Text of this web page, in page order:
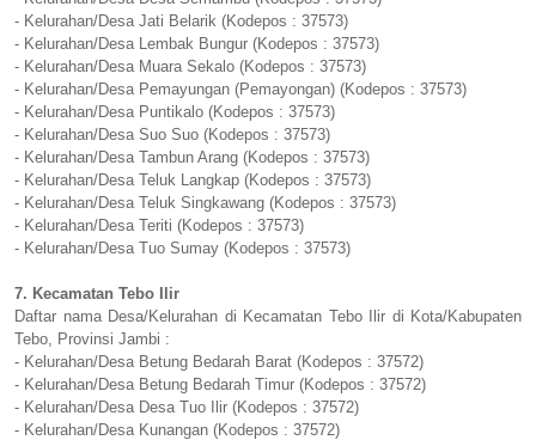
- Kelurahan/Desa Jati Belarik (Kodepos : 37573)
- Kelurahan/Desa Lembak Bungur (Kodepos : 37573)
- Kelurahan/Desa Muara Sekalo (Kodepos : 37573)
- Kelurahan/Desa Pemayungan (Pemayongan) (Kodepos : 37573)
- Kelurahan/Desa Puntikalo (Kodepos : 37573)
- Kelurahan/Desa Suo Suo (Kodepos : 37573)
- Kelurahan/Desa Tambun Arang (Kodepos : 37573)
- Kelurahan/Desa Teluk Langkap (Kodepos : 37573)
- Kelurahan/Desa Teluk Singkawang (Kodepos : 37573)
- Kelurahan/Desa Teriti (Kodepos : 37573)
- Kelurahan/Desa Tuo Sumay (Kodepos : 37573)
7. Kecamatan Tebo Ilir
Daftar nama Desa/Kelurahan di Kecamatan Tebo Ilir di Kota/Kabupaten
Tebo, Provinsi Jambi :
- Kelurahan/Desa Betung Bedarah Barat (Kodepos : 37572)
- Kelurahan/Desa Betung Bedarah Timur (Kodepos : 37572)
- Kelurahan/Desa Desa Tuo Ilir (Kodepos : 37572)
- Kelurahan/Desa Kunangan (Kodepos : 37572)